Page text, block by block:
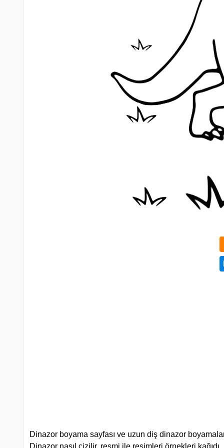
Dinazor boyama sayfası ve uzun diş dinazor
Dinazor nasıl çizilir, resmi ile resimleri örnekleri